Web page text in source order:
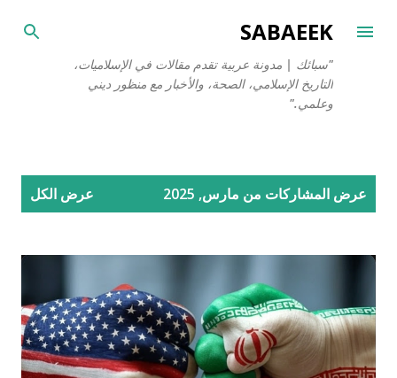
التخطي إلى المحتوى الرئيسيSABAEEK
"سبائك | مدونة عربية تقدم مقالات في الإسلاميات،
التاريخ الإسلامي، الصحة، والأخبار مع منظور ديني
وعلمي."
عرض المشاركات من مارس, 2025 عرض الكل